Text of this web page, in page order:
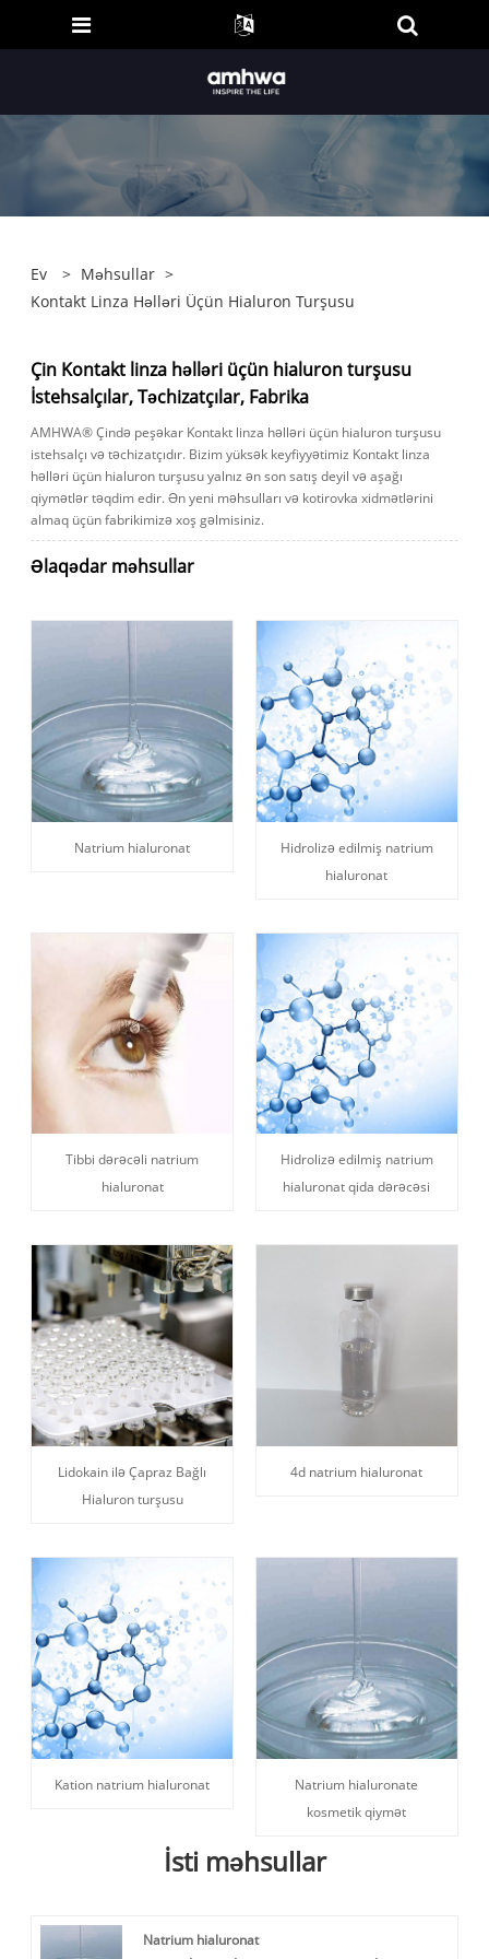
Ev > Məhsullar >
Kontakt Linza Həlləri Üçün Hialuron Turşusu
Çin Kontakt linza həlləri üçün hialuron turşusu
İstehsalçılar, Təchizatçılar, Fabrika
AMHWA® Çində peşəkar Kontakt linza həlləri üçün hialuron turşusu
istehsalçı və təchizatçıdır. Bizim yüksək keyfiyyətimiz Kontakt linza
həlləri üçün hialuron turşusu yalnız ən son satış deyil və aşağı
qiymətlər təqdim edir. Ən yeni məhsulları və kotirovka xidmətlərini
almaq üçün fabrikimizə xoş gəlmisiniz.
Əlaqədar məhsullar
Natrium hialuronat
Hidrolizə edilmiş natrium
hialuronat
Tibbi dərəcəli natrium
hialuronat
Hidrolizə edilmiş natrium
hialuronat qida dərəcəsi
Lidokain ilə Çapraz Bağlı
Hialuron turşusu
4d natrium hialuronat
Kation natrium hialuronat
Natrium hialuronate
kosmetik qiymət
İsti məhsullar
Natrium hialuronat